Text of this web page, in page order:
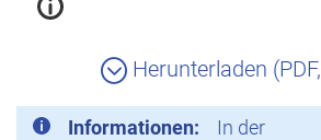
Herunterladen
Informationen:
In der